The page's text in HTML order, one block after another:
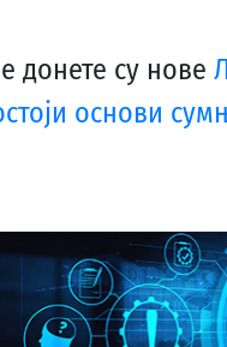
Републике
донете су нове
основи
игара на
или
, које су
Акционог